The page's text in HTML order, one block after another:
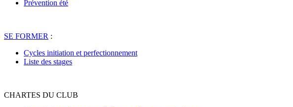
Prévention été
SE FORMER :
Cycles initiation et perfectionnement
Liste des stages
CHARTES DU CLUB